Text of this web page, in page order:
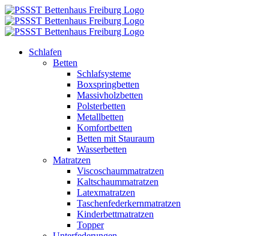
Zum
Inhalt
springen
Schlafen
Betten
Schlafsysteme
Boxspringbetten
Massivholzbetten
Polsterbetten
Metallbetten
Komfortbetten
Betten mit Stauraum
Wasserbetten
Matratzen
Viscoschaummatratzen
Kaltschaummatratzen
Latexmatratzen
Taschenfederkernmatratzen
Kinderbettmatratzen
Topper